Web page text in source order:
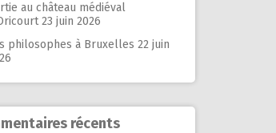
au château médiéval
23 juin 2026
philosophes à Bruxelles 22 juin
récents